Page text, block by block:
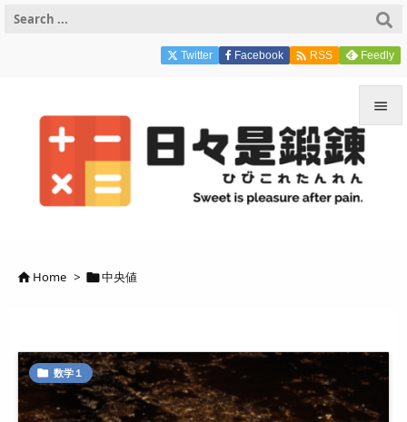

検索
Twitter Facebook  RSS Feedly
Home > 中央値
 数学１